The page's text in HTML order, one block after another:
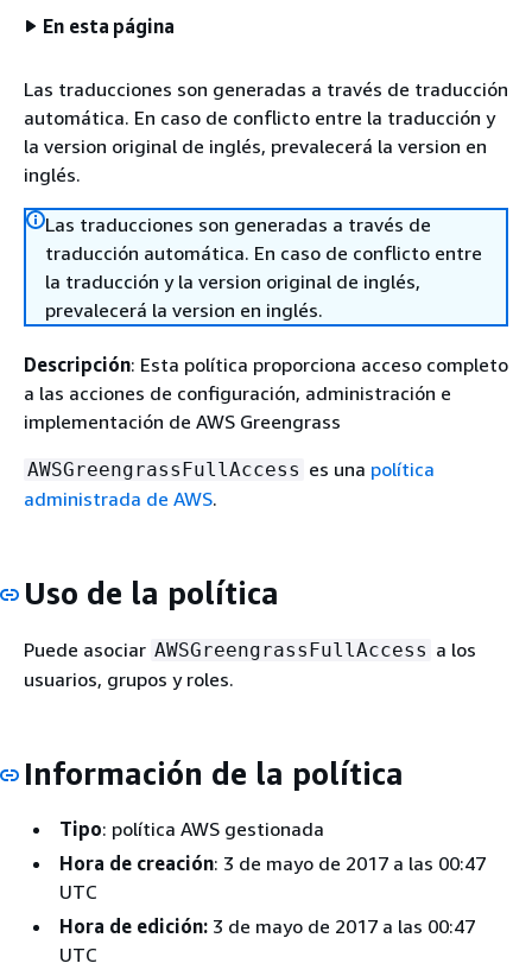
En esta página
Las traducciones son generadas a través de traducción
automática. En caso de conflicto entre la traducción y
la version original de inglés, prevalecerá la version en
inglés.
Las traducciones son generadas a través de
traducción automática. En caso de conflicto entre
la traducción y la version original de inglés,
prevalecerá la version en inglés.
Descripción: Esta política proporciona acceso completo
a las acciones de configuración, administración e
implementación de AWS Greengrass
AWSGreengrassFullAccess es una política
administrada de AWS.
Uso de la política
Puede asociar AWSGreengrassFullAccess a los
usuarios, grupos y roles.
Información de la política
Tipo: política AWS gestionada
Hora de creación: 3 de mayo de 2017 a las 00:47
UTC
Hora de edición: 3 de mayo de 2017 a las 00:47
UTC